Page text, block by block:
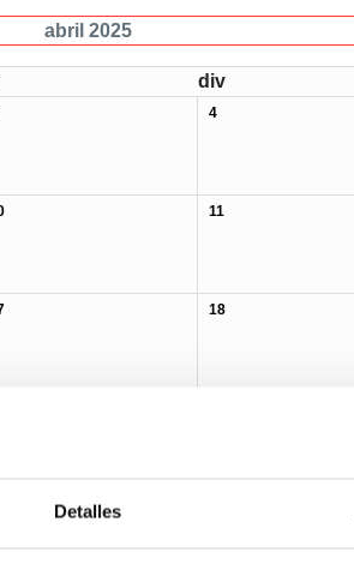
Detalles
abril 2025
div
4
11
18